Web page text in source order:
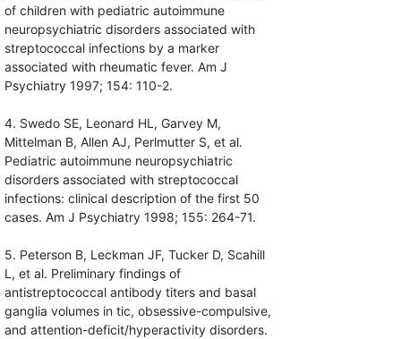
of children with pediatric autoimmune
neuropsychiatric disorders associated with
streptococcal infections by a marker
associated with rheumatic fever. Am J
Psychiatry 1997; 154: 110-2.
4. Swedo SE, Leonard HL, Garvey M,
Mittelman B, Allen AJ, Perlmutter S, et al.
Pediatric autoimmune neuropsychiatric
disorders associated with streptococcal
infections: clinical description of the first 50
cases. Am J Psychiatry 1998; 155: 264-71.
5. Peterson B, Leckman JF, Tucker D, Scahill
L, et al. Preliminary findings of
antistreptococcal antibody titers and basal
ganglia volumes in tic, obsessive-compulsive,
and attention-deficit/hyperactivity disorders.